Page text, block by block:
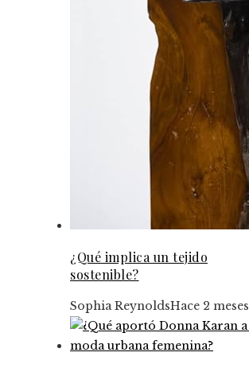
¿Qué implica un tejido
sostenible?
Sophia ReynoldsHace 2 meses